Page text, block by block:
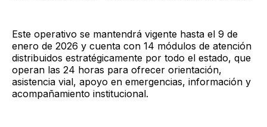
Este operativo se mantendrá vigente hasta el 9 de
enero de 2026 y cuenta con 14 módulos de atención
distribuidos estratégicamente por todo el estado, que
operan las 24 horas para ofrecer orientación,
asistencia vial, apoyo en emergencias, información y
acompañamiento institucional.